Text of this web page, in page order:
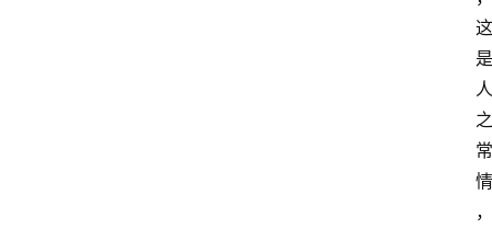
这
是
人
之
常
情
，